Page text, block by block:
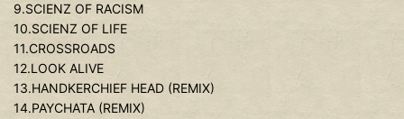
9.SCIENZ OF RACISM
10.SCIENZ OF LIFE
11.CROSSROADS
12.LOOK ALIVE
13.HANDKERCHIEF HEAD (REMIX)
14.PAYCHATA (REMIX)